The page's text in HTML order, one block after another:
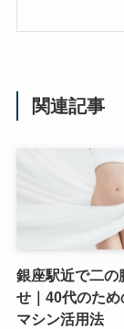
関連記事
銀座駅近で二の
せ｜40代のた
マシン活用法